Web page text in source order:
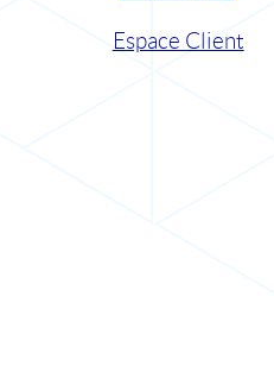
Espace Client